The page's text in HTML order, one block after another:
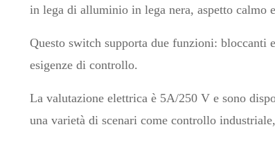
in lega di alluminio in lega nera, aspetto calmo
Questo switch supporta due funzioni: bloccanti
esigenze di controllo.
La valutazione elettrica è 5A/250 V e sono
una varietà di scenari come controllo